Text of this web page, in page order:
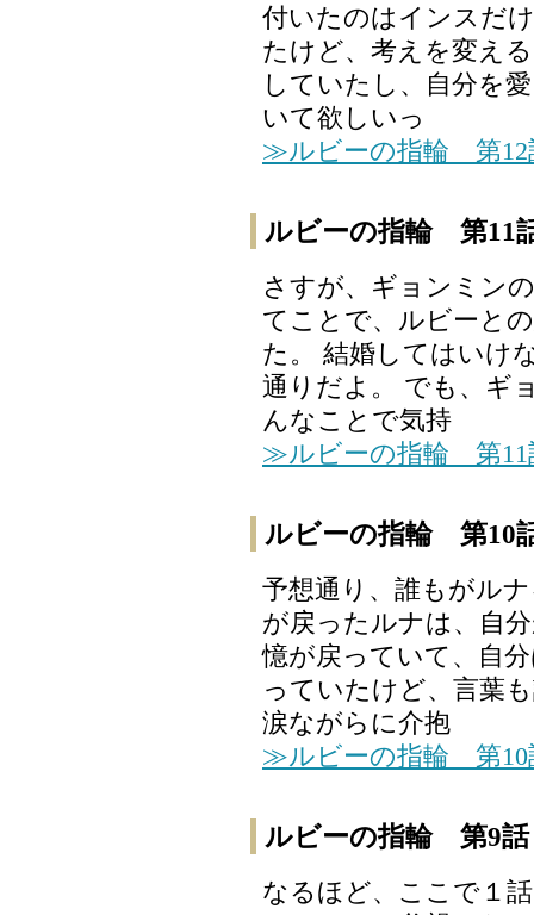
付いたのはインスだ
たけど、考えを変え
していたし、自分を
いて欲しいっ
≫ルビーの指輪 第12
ルビーの指輪 第11
さすが、ギョンミン
てことで、ルビーと
た。 結婚してはいけ
通りだよ。 でも、ギ
んなことで気持
≫ルビーの指輪 第11
ルビーの指輪 第10
予想通り、誰もがル
が戻ったルナは、自
憶が戻っていて、自
っていたけど、言葉
涙ながらに介抱
≫ルビーの指輪 第10
ルビーの指輪 第9話
なるほど、ここで１